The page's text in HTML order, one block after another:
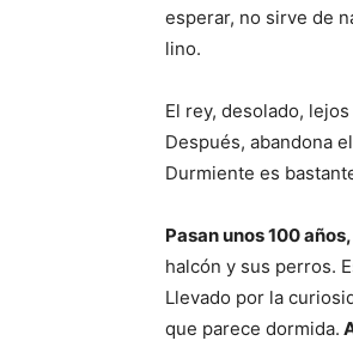
esperar, no sirve de
lino.
El rey, desolado,
Después, abandona
Durmiente es
Pasan unos 100 años,
halcón y sus perros.
Llevado por la
que parece dormida.